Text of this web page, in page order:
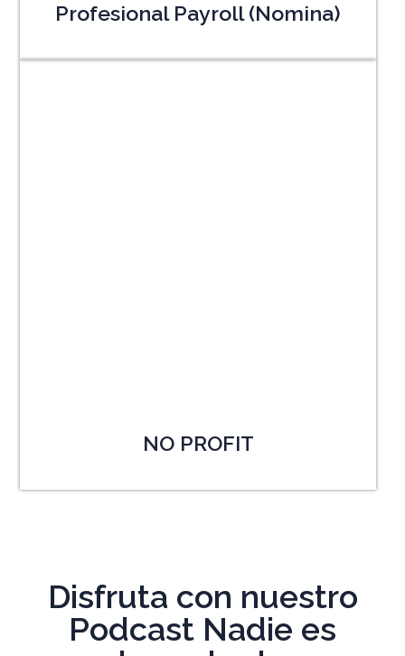
Profesional Payroll (Nomina)
NO PROFIT
Disfruta con nuestro
Podcast Nadie es